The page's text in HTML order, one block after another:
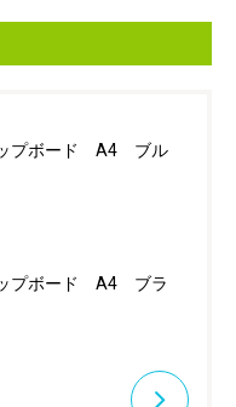
プボード A4 ブル
プボード A4 ブラ